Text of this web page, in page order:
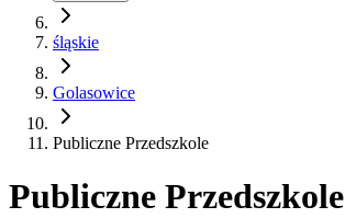
śląskie
Golasowice
Publiczne Przedszkole
Publiczne Przedszkole